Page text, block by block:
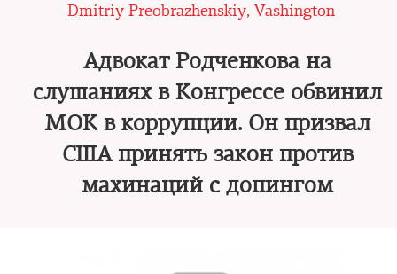
Dmitriy Preobrazhenskiy, Vashington
Адвокат Родченкова на
слушаниях в Конгрессе обвинил
МОК в коррупции. Он призвал
США принять закон против
махинаций с допингом